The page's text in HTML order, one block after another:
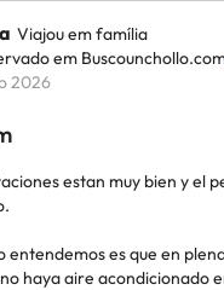
Viajou em família
em
2026
estan muy bien y el
entendemos es que en
haya aire acondicionado